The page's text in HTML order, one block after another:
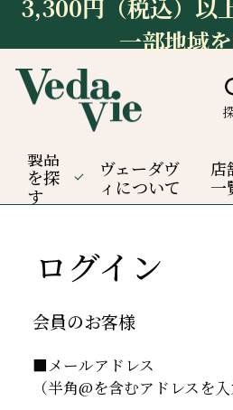
3,300円（税込）以
一部地域
製品
を探
す
ヴェーダヴ
ィについて
店
一
ログイン
会員のお客様
■メールアドレス
（半角@を含むアドレスを入